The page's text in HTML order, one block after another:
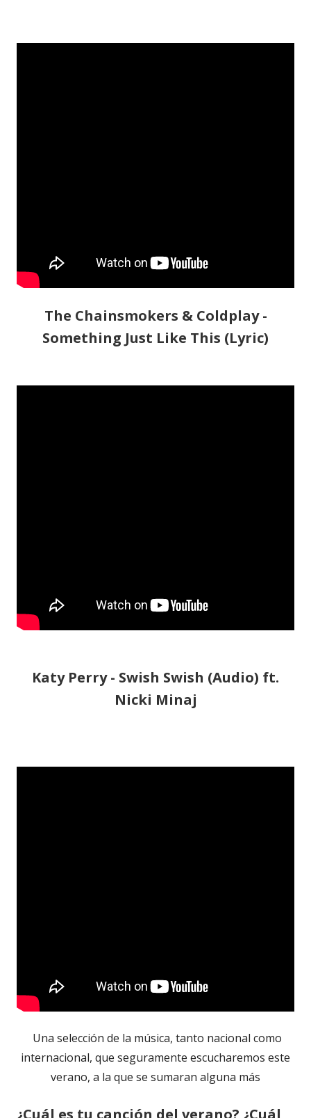
The Chainsmokers & Coldplay -
Something Just Like This (Lyric)
Katy Perry - Swish Swish (Audio) ft.
Nicki Minaj
Una selección de la música, tanto nacional como
internacional, que seguramente escucharemos este
verano, a la que se sumaran alguna más